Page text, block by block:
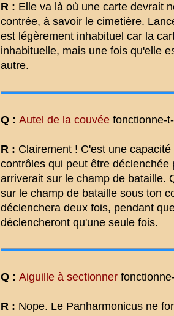
R : Elle va là où une carte devrait
contrée, à savoir le cimetière.
est légèrement inhabituel car la
inhabituelle, mais une fois qu'elle
autre.
Q : Autel de la couvée fonctionne-
R : Clairement ! C'est une
contrôles qui peut être
arriverait sur le champ de bataille.
sur le champ de bataille sous ton
déclenchera deux fois, pendant
déclencheront qu'une seule fois.
Q : Aiguille à sectionner
R : Nope. Le Panharmonicus ne